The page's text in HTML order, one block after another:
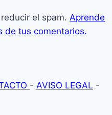
el spam. Aprende
de tus comentarios.
- AVISO LEGAL -